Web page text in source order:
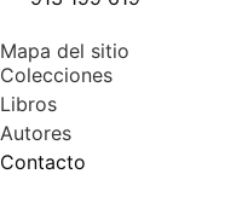
Mapa del sitio
Colecciones
Libros
Autores
Contacto